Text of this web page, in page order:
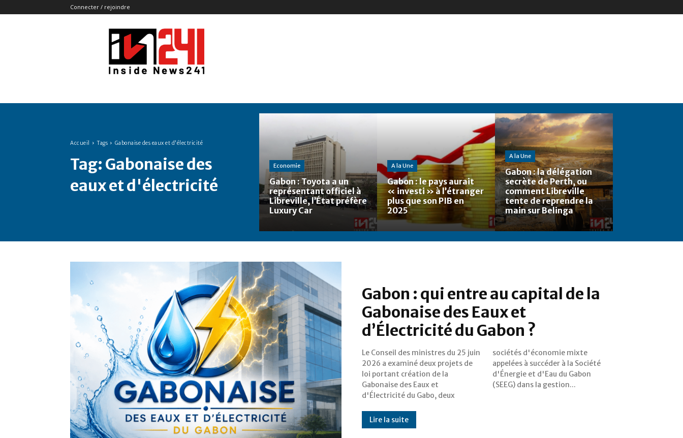
Connecter / rejoindre
Insidenews241
Accueil Tags Gabonaise des eaux et d'électricité
Tag: Gabonaise des
eaux et d'électricité
Economie
Gabon : Toyota a un
représentant officiel à
Libreville, l’État préfère
Luxury Car
A la Une
Gabon : le pays aurait
« investi » à l’étranger
plus que son PIB en
2025
A la Une
Gabon : la délégation
secrète de Perth, ou
comment Libreville
tente de reprendre la
main sur Belinga
Gabon : qui entre au capital de la
Gabonaise des Eaux et
d’Électricité du Gabon ?
Le Conseil des ministres du 25 juin
2026 a examiné deux projets de
loi portant création de la
Gabonaise des Eaux et
d'Électricité du Gabo, deux
sociétés d'économie mixte
appelées à succéder à la Société
d'Énergie et d'Eau du Gabon
(SEEG) dans la gestion...
Lire la suite